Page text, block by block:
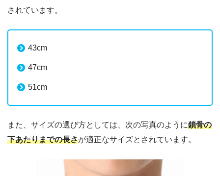
されています。
43cm
47cm
51cm
また、サイズの選び方としては、次の写真のように鎖骨の
下あたりまでの長さが適正なサイズとされています。